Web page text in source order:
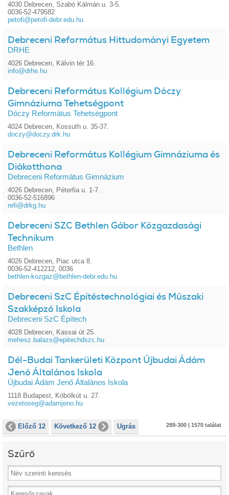
4030 Debrecen, Szabó Kálmán u. 3-5.
0036-52-479582
petofi@petofi-debr.edu.hu
Debreceni Református Hittudományi Egyetem
DRHE
4026 Debrecen, Kálvin tér 16.
info@drhe.hu
Debreceni Református Kollégium Dóczy
Gimnáziuma Tehetségpont
Dóczy Református Tehetségpont
4024 Debrecen, Kossuth u. 35-37.
doczy@doczy.drk.hu
Debreceni Református Kollégium Gimnáziuma és
Diákotthona
Debreceni Református Gimnázium
4026 Debrecen, Péterfia u. 1-7.
0036-52-516896
refi@drkg.hu
Debreceni SZC Bethlen Gábor Közgazdasági
Technikum
Bethlen
4026 Debrecen, Piac utca 8.
0036-52-412212, 0036
bethlen-kozgaz@bethlen-debr.edu.hu
Debreceni SzC Építéstechnológiai és Műszaki
Szakképző Iskola
Debreceni SzC Építech
4028 Debrecen, Kassai út 25.
mehesz.balazs@epitechdszc.hu
Dél-Budai Tankerületi Központ Újbudai Ádám
Jenő Általános Iskola
Újbudai Ádám Jenő Általános Iskola
1118 Budapest, Köbölkút u. 27.
vezetoseg@adamjeno.hu
Előző 12 Következő 12 Ugrás 289-300 | 1570 találat
Szűrő